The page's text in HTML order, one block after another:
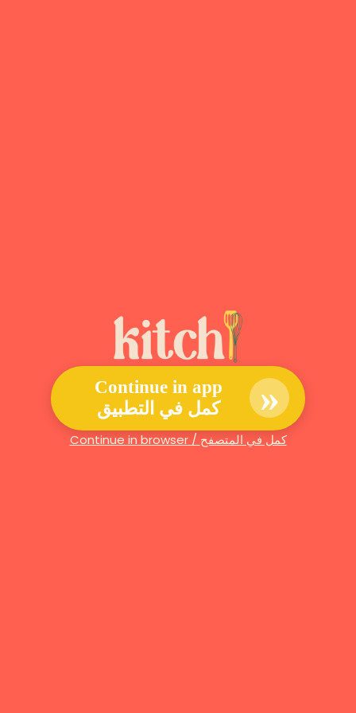
Continue in app
كمل في التطبيق
»
Continue in browser / كمل في المتصفح